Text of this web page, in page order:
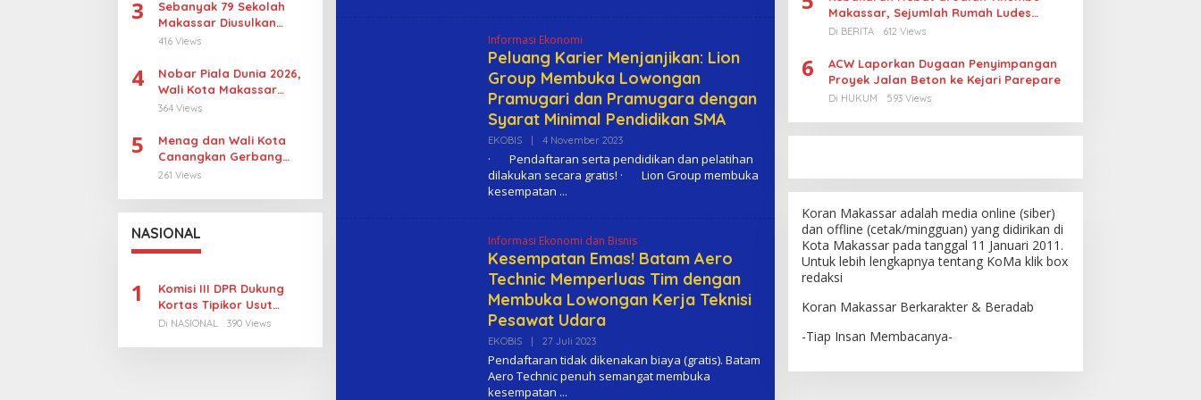
3
Sebanyak 79 Sekolah
Makassar Diusulkan
Revitalisasi, Pulau
Prioritas
416 Views
4
Nobar Piala Dunia 2026,
Wali Kota Makassar
Dorong UMKM Tumbuh di
364 Views
5
Menag dan Wali Kota
Canangkan Gerbang
Moderasi di Makassar
261 Views
NASIONAL
1
Komisi III DPR Dukung
Kortas Tipikor Usut
Tuntas Dugaan Korupsi
Di NASIONAL 390 Views
Informasi Ekonomi
Peluang Karier Menjanjikan: Lion
Group Membuka Lowongan
Pramugari dan Pramugara dengan
Syarat Minimal Pendidikan SMA
EKOBIS | 4 November 2023O
E
· Pendaftaran serta pendidikan dan pelatihan
dilakukan secara gratis! · Lion Group membuka
kesempatan
Informasi Ekonomi dan Bisnis
Kesempatan Emas! Batam Aero
Technic Memperluas Tim dengan
Membuka Lowongan Kerja Teknisi
Pesawat Udara
EKOBIS | 27 Juli 2023O
L
E
H
Pendaftaran tidak dikenakan biaya (gratis). Batam
Aero Technic penuh semangat membuka
kesempatan
Makassar, Sejumlah Rumah Ludes
Terbakar, Penyebab Masih Diselidiki
Di BERITA 612 Views
6
ACW Laporkan Dugaan Penyimpangan
Proyek Jalan Beton ke Kejari Parepare
Di HUKUM 593 Views
Koran Makassar adalah media online (siber)
dan offline (cetak/mingguan) yang didirikan di
Kota Makassar pada tanggal 11 Januari 2011.
Untuk lebih lengkapnya tentang KoMa klik box
redaksi
Koran Makassar Berkarakter & Beradab
-Tiap Insan Membacanya-